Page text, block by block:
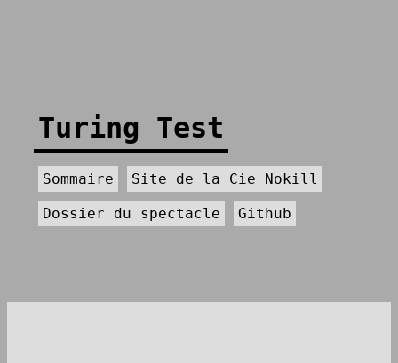
Turing Test
Sommaire Site de la Cie Nokill
Dossier du spectacle Github